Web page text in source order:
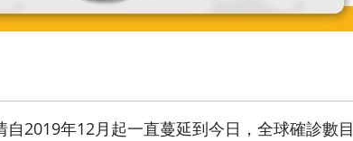
2019年12月起一直蔓延到今日，全球確診數目